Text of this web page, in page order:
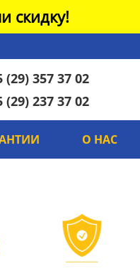
скидку!
(29) 357 37 02
(29) 237 37 02
О НАС